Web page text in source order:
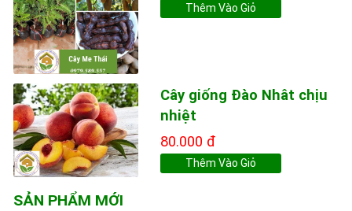
Thêm Vào Giỏ
Cây giống Đào Nhât chịu
nhiệt
80.000 đ
Thêm Vào Giỏ
SẢN PHẨM MỚI